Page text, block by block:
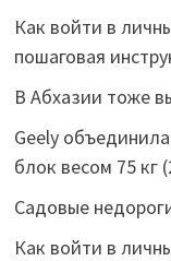
Как войти в
пошаговая
В Абхазии тоже
Geely
блок весом 75 кг
Садовые
Как войти в